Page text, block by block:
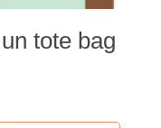
tote bag